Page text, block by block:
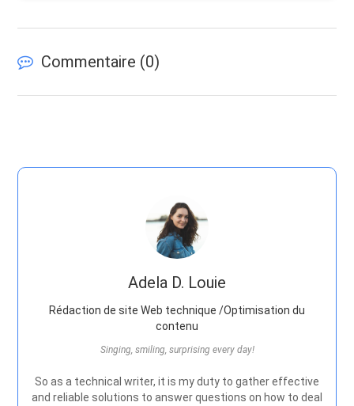
Commentaire (0)
Adela D. Louie
Rédaction de site Web technique /Optimisation du
contenu
Singing, smiling, surprising every day!
So as a technical writer, it is my duty to gather effective
and reliable solutions to answer questions on how to deal